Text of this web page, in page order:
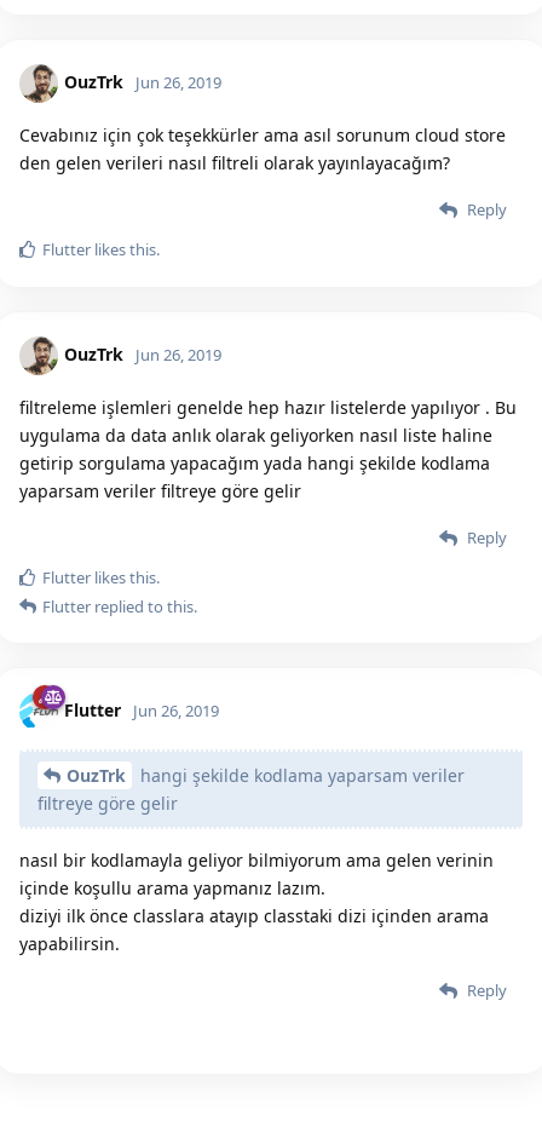
OuzTrk Jun 26, 2019
Cevabınız için çok teşekkürler ama asıl sorunum cloud store
den gelen verileri nasıl filtreli olarak yayınlayacağım?
Reply
Flutter likes this.
OuzTrk Jun 26, 2019
filtreleme işlemleri genelde hep hazır listelerde yapılıyor . Bu
uygulama da data anlık olarak geliyorken nasıl liste haline
getirip sorgulama yapacağım yada hangi şekilde kodlama
yaparsam veriler filtreye göre gelir
Reply
Flutter likes this.
Flutter replied to this.
Flutter Jun 26, 2019
OuzTrk
hangi şekilde kodlama yaparsam veriler
filtreye göre gelir
nasıl bir kodlamayla geliyor bilmiyorum ama gelen verinin
içinde koşullu arama yapmanız lazım.
diziyi ilk önce classlara atayıp classtaki dizi içinden arama
yapabilirsin.
Reply